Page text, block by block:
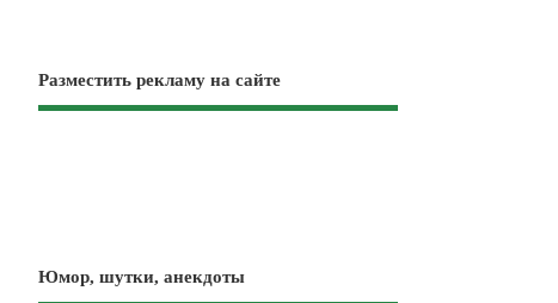
Разместить рекламу на сайте
Юмор, шутки, анекдоты